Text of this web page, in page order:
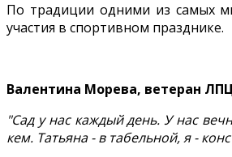
По традиции одними из самых
участия в спортивном празднике.
Валентина Морева, ветеран
"Сад у нас каждый день. У нас
кем. Татьяна - в табельной, я -